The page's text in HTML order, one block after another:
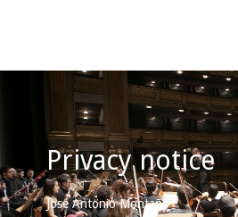
Privacy notice
José Antonio Montaño